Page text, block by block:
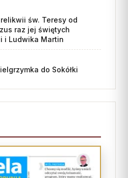
św. Teresy od
raz jej świętych
i Ludwika Martin
do Sokółki